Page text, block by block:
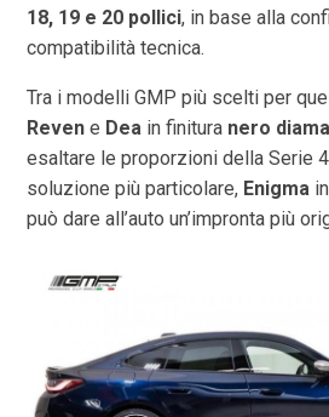
18, 19 e 20 pollici, in base alla
compatibilità tecnica.
Tra i modelli GMP più scelti per
Reven e Dea in finitura nero
esaltare le proporzioni della Serie
soluzione più particolare, Enigma in
può dare all’auto un’impronta più